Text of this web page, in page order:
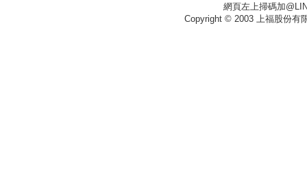
網頁左上掃碼加
Copyright © 2003 上福股份有